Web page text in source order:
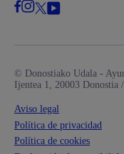
© Donostiako Udala -
Ijentea 1, 20003 Donostia
Aviso legal
Política de privacidad
Política de cookies